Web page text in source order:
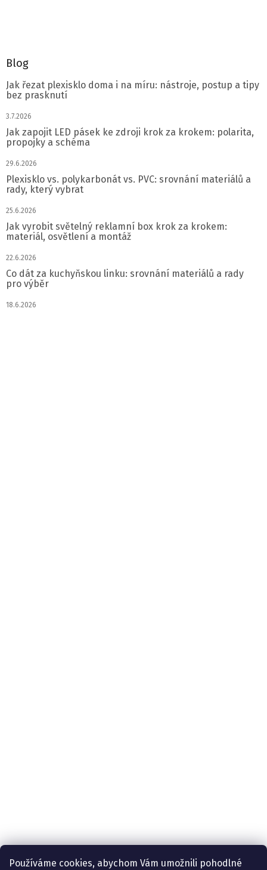
Používáme cookies, abychom Vám umožnili pohodlné
Blog
Jak řezat plexisklo doma i na míru: nástroje, postup a tipy
bez prasknutí
3.7.2026
Jak zapojit LED pásek ke zdroji krok za krokem: polarita,
propojky a schéma
29.6.2026
Plexisklo vs. polykarbonát vs. PVC: srovnání materiálů a
rady, který vybrat
25.6.2026
Jak vyrobit světelný reklamní box krok za krokem:
materiál, osvětlení a montáž
22.6.2026
Co dát za kuchyňskou linku: srovnání materiálů a rady
pro výběr
18.6.2026